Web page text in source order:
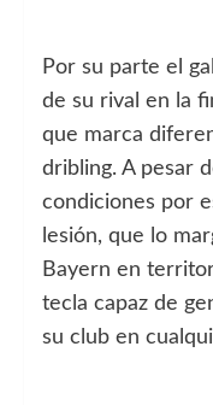
Por su parte el
de su rival en la
que marca
dribling. A pesar
condiciones por
lesión, que lo
Bayern en
tecla capaz de
su club en